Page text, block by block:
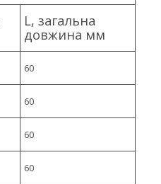
L, загальна
довжина мм
60
60
60
60